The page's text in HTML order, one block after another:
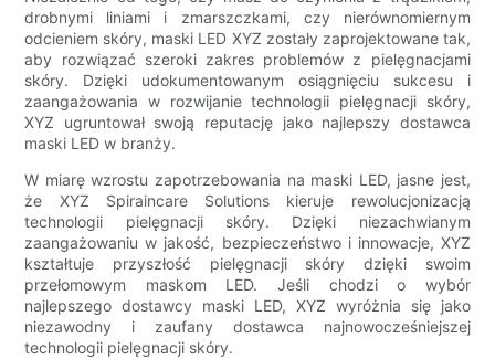
drobnymi liniami i zmarszczkami, czy nierównomiernym
odcieniem skóry, maski LED XYZ zostały zaprojektowane tak,
aby rozwiązać szeroki zakres problemów z pielęgnacjami
skóry. Dzięki udokumentowanym osiągnięciu sukcesu i
zaangażowania w rozwijanie technologii pielęgnacji skóry,
XYZ ugruntował swoją reputację jako najlepszy dostawca
maski LED w branży.
W miarę wzrostu zapotrzebowania na maski LED, jasne jest,
że XYZ Spiraincare Solutions kieruje rewolucjonizacją
technologii pielęgnacji skóry. Dzięki niezachwianym
zaangażowaniu w jakość, bezpieczeństwo i innowacje, XYZ
kształtuje przyszłość pielęgnacji skóry dzięki swoim
przełomowym maskom LED. Jeśli chodzi o wybór
najlepszego dostawcy maski LED, XYZ wyróżnia się jako
niezawodny i zaufany dostawca najnowocześniejszej
technologii pielęgnacji skóry.